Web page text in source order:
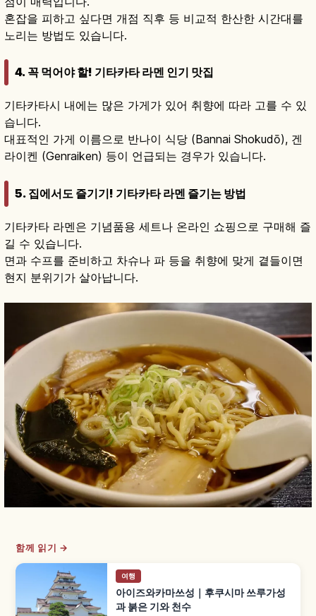
혼잡을 피하고 싶다면 개점 직후 등 비교적 한산한 시간대를
노리는 방법도 있습니다.
4. 꼭 먹어야 할! 기타카타 라멘 인기 맛집
기타카타시 내에는 많은 가게가 있어 취향에 따라 고를 수 있
습니다.
대표적인 가게 이름으로 반나이 식당 (Bannai Shokudō), 겐
라이켄 (Genraiken) 등이 언급되는 경우가 있습니다.
5. 집에서도 즐기기! 기타카타 라멘 즐기는 방법
기타카타 라멘은 기념품용 세트나 온라인 쇼핑으로 구매해 즐
길 수 있습니다.
면과 수프를 준비하고 차슈나 파 등을 취향에 맞게 곁들이면
현지 분위기가 살아납니다.
함께 읽기 →
여행
아이즈와카마쓰성｜후쿠시마 쓰루가성
과 붉은 기와 천수